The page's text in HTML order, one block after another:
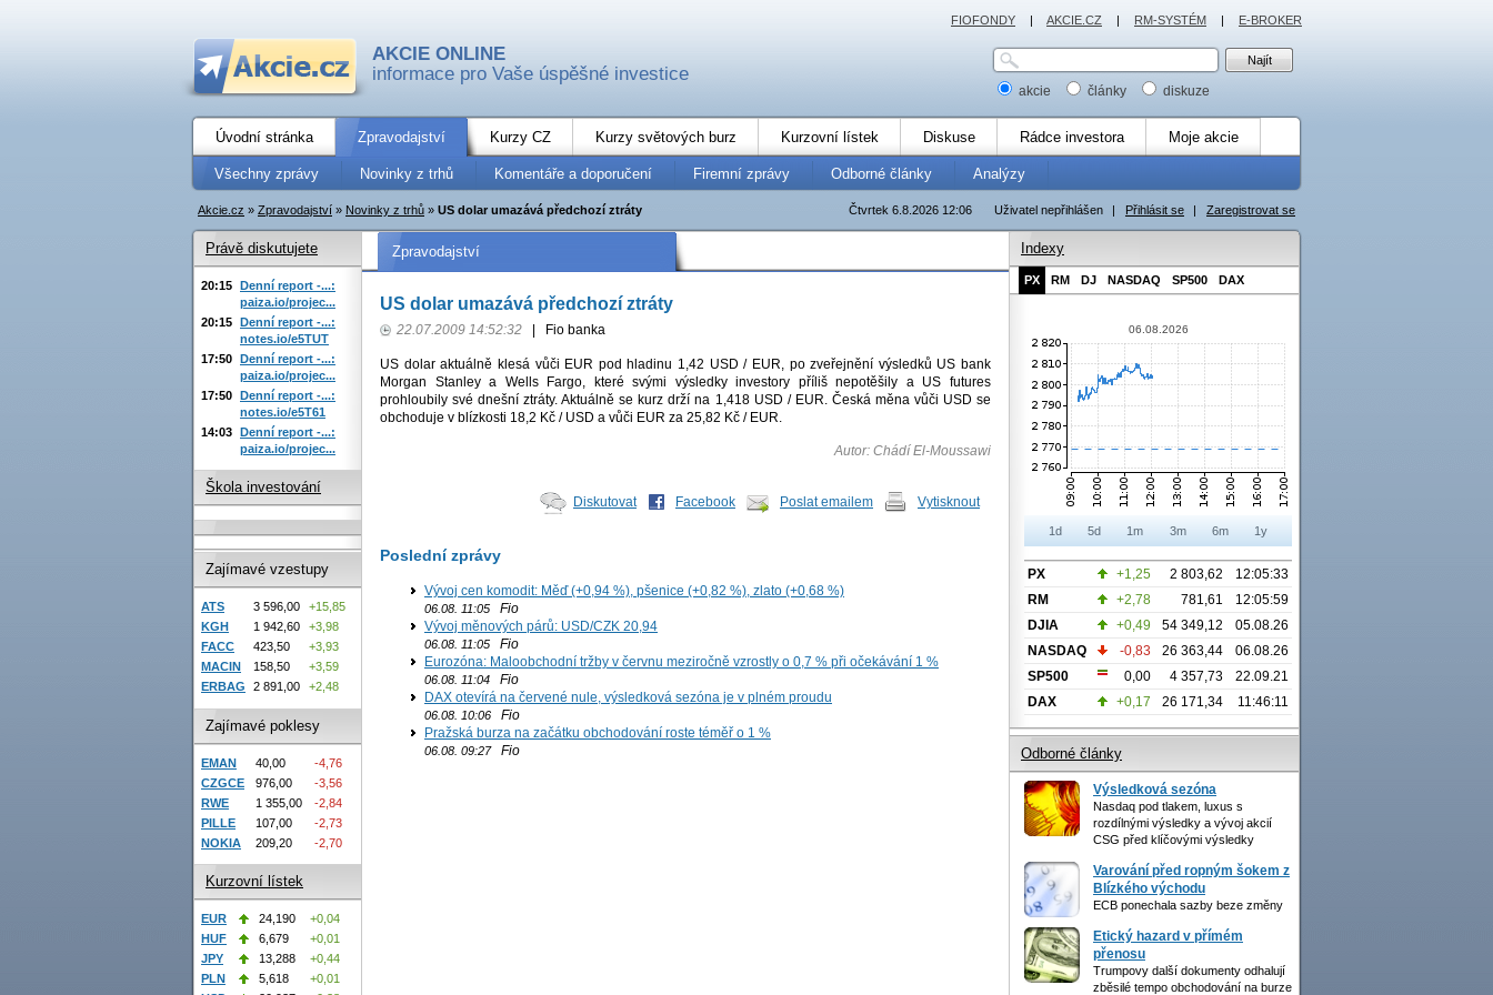
AKCIE ONLINE
informace pro Vaše úspěšné investice
akcie články diskuze
Úvodní stránka Zpravodajství Kurzy CZ Kurzy světových burz Kurzovní lístek Diskuse Rádce investora Moje akcie
Všechny zprávy Novinky z trhů Komentáře a doporučení Firemní zprávy Odborné články Analýzy
Uživatel nepřihlášen | Přihlásit se | Zaregistrovat se
Čtvrtek 6.8.2026 12:06
Akcie.cz » Zpravodajství » Novinky z trhů » US dolar umazává předchozí ztráty
Zpravodajství
US dolar umazává předchozí ztráty
22.07.2009 14:52:32 Fio banka
US dolar aktuálně klesá vůči EUR pod hladinu 1,42 USD / EUR, po zveřejnění výsledků US bank
Morgan Stanley a Wells Fargo, které svými výsledky investory příliš nepotěšily a US futures
prohloubily své dnešní ztráty. Aktuálně se kurz drží na 1,418 USD / EUR. Česká měna vůči USD se
obchoduje v blízkosti 18,2 Kč / USD a vůči EUR za 25,82 Kč / EUR.
Autor: Chádí El-Moussawi
Diskutovat Facebook Poslat emailem Vytisknout
Poslední zprávy
Vývoj cen komodit: Měď (+0,94 %), pšenice (+0,82 %), zlato (+0,68 %)
06.08. 11:05 Fio
Vývoj měnových párů: USD/CZK 20,94
06.08. 11:05 Fio
Eurozóna: Maloobchodní tržby v červnu meziročně vzrostly o 0,7 % při očekávání 1 %
06.08. 11:04 Fio
DAX otevírá na červené nule, výsledková sezóna je v plném proudu
06.08. 10:06 Fio
Pražská burza na začátku obchodování roste téměř o 1 %
06.08. 09:27Fio
Právě diskutujete
20:15 Denní report -...:
paiza.io/projec...
20:15 Denní report -...:
notes.io/e5TUT
17:50 Denní report -...:
paiza.io/projec...
17:50 Denní report -...:
notes.io/e5T61
14:03 Denní report -...:
paiza.io/projec...
Škola investování
Zajímavé vzestupy
ATS 3 596,00
+15,85
KGH
1 942,60
+3,98
FACC
423,50
+3,93
MACIN
158,50
+3,59
ERBAG
2 891,00 +2,48
Zajímavé poklesy
EMAN 40,00
-4,76
CZGCE
976,00
-3,56
RWE
1 355,00
-2,84
PILLE
107,00
-2,73
NOKIA
209,20 -2,70
Kurzovní lístek
EUR 24,190
+0,04
HUF
6,679
+0,01
JPY
13,288
+0,44
PLN
5,618
+0,01
Indexy
PX RM DJ NASDAQ SP500 DAX
06.08.2026
1d 5d 1m 3m 6m 1y
PX +1,25 2 803,62
12:05:33
RM
+2,78 781,61
12:05:59
DJIA
+0,49 54 349,12
05.08.26
NASDAQ
-0,83 26 363,44
06.08.26
SP500
0,00 4 357,73
22.09.21
DAX
+0,17 26 171,34 11:46:11
Odborné články
Výsledková sezóna
Nasdaq pod tlakem, luxus s
rozdílnými výsledky a vývoj akcií
CSG před klíčovými výsledky
Varování před ropným šokem z
Blízkého východu
ECB ponechala sazby beze změny
Etický hazard v přímém
přenosu
Trumpovy další dokumenty odhalují
zběsilé tempo obchodování na burze
FIOFONDY | AKCIE.CZ | RM-SYSTÉM | E-BROKER